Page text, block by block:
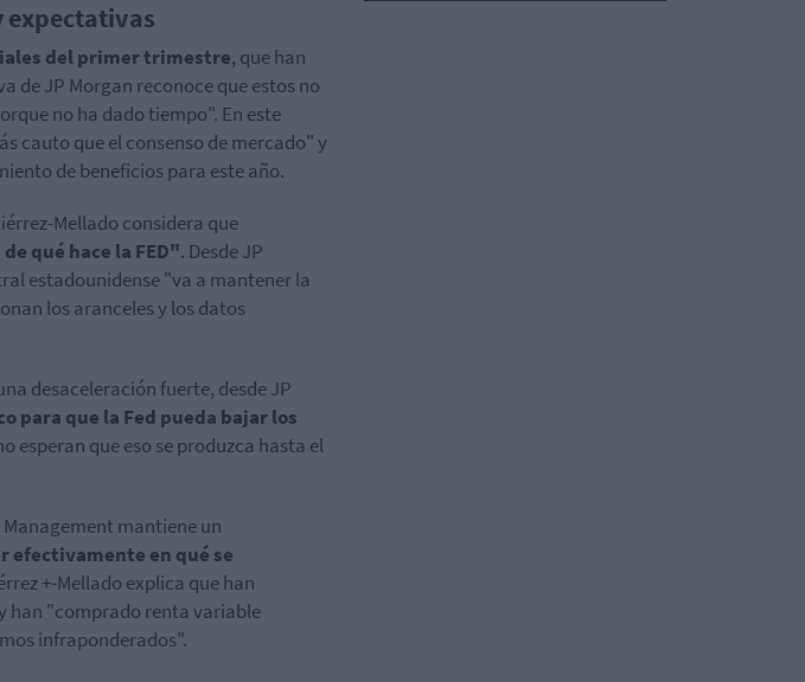
expectativas
del primer trimestre, que han
de JP Morgan reconoce que estos no
no ha dado tiempo". En este
cauto que el consenso de mercado" y
de beneficios para este año.
Mellado considera que
qué hace la FED". Desde JP
estadounidense "va a mantener la
los aranceles y los datos
desaceleración fuerte, desde JP
para que la Fed pueda bajar los
esperan que eso se produzca hasta el
mantiene un
en qué se
+-Mellado explica que han
han "comprado renta variable
infraponderados".